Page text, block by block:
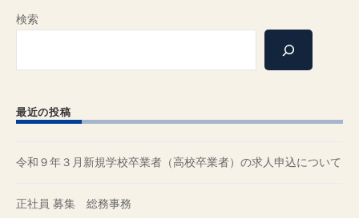
検索
最近の投稿
令和９年３月新規学校卒業者（高校卒業者）の求人申込について
正社員 募集 総務事務